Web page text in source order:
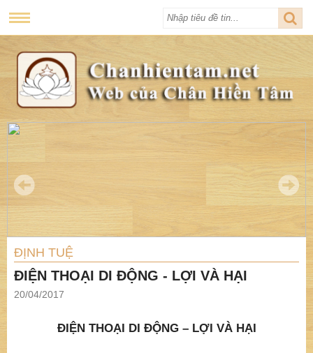
ĐỊNH TUỆ
ĐIỆN THOẠI DI ĐỘNG - LỢI VÀ HẠI
20/04/2017
ĐIỆN THOẠI DI ĐỘNG – LỢI VÀ HẠI